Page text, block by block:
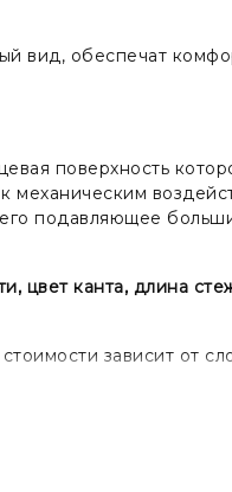
вид, обеспечат
поверхность
механическим
подавляющее
цвет канта, длина
зависит от